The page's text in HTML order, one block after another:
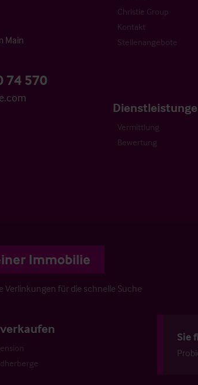
Main
74 570
Christie Group
Kontakt
Stellenangebote
Vermittlung
Bewertung
Immobilie
Verlinkungen für die schnelle Suche
Sie